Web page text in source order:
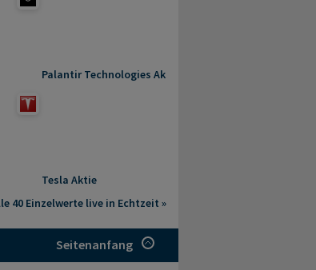
Palantir Technologies Aktie
Tesla Aktie
40 Einzelwerte live in Echtzeit »
Seitenanfang